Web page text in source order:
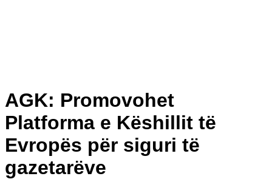
AGK: Promovohet
Platforma e Këshillit të
Evropës për siguri të
gazetarëve